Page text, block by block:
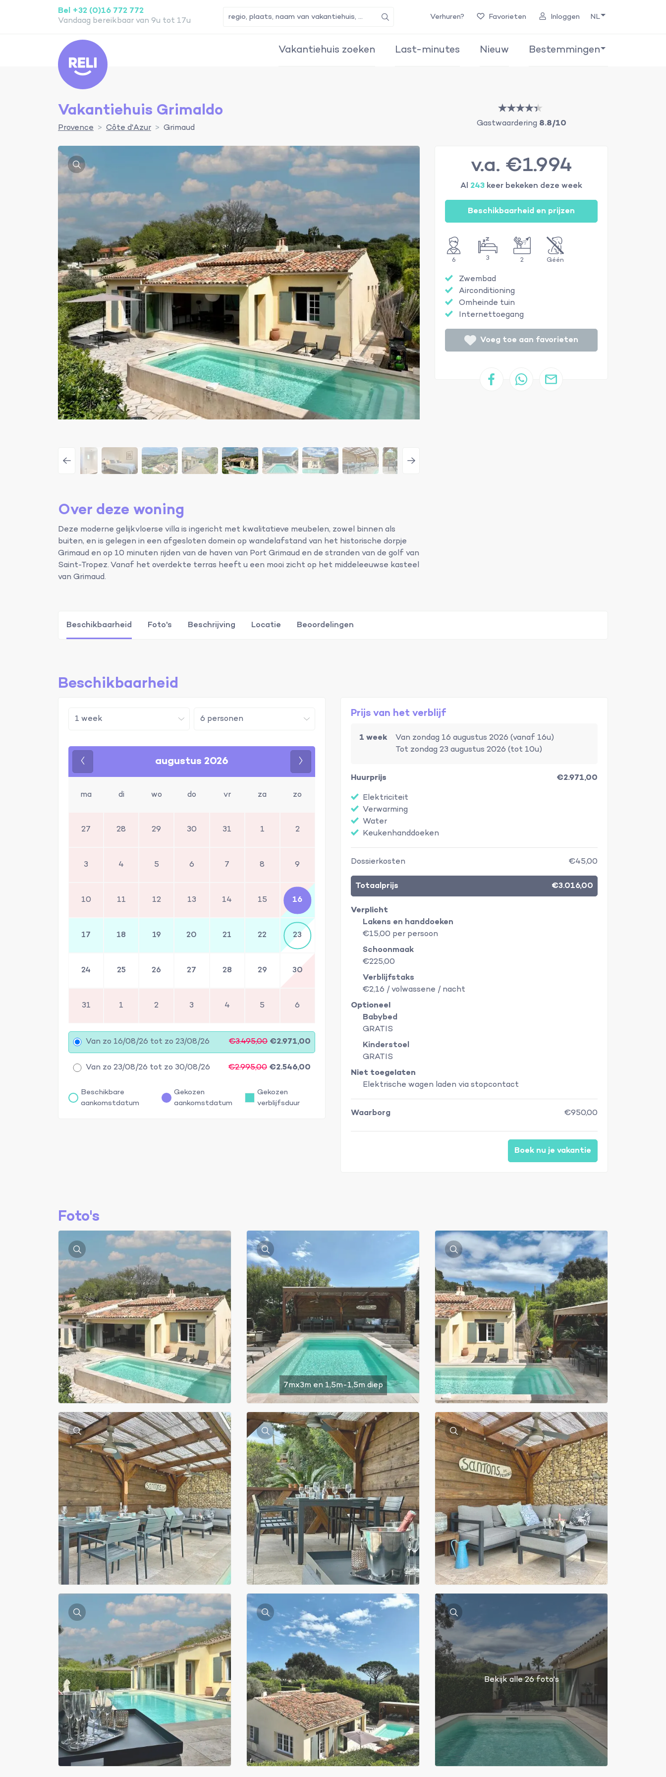
Reli
Bel +32 (0)16 772 772
Vandaag bereikbaar van 9u tot 17u
Zoeken Verhuren? Favorieten Inloggen NL
Vakantiehuis zoeken Last-minutes Nieuw Bestemmingen
Gastwaardering 8.8/10
Provence Côte d'Azur Grimaud
Vakantiehuis Grimaldo
6 3 2 Géén
Zwembad
Airconditioning
Omheinde tuin
Internettoegang
v.a. €1.994
Al 243 keer bekeken deze week
Beschikbaarheid en prijzen
Voeg toe aan favorieten
Over deze woning
Deze moderne gelijkvloerse villa is ingericht met kwalitatieve meubelen, zowel binnen als
buiten, en is gelegen in een afgesloten domein op wandelafstand van het historische dorpje
Grimaud en op 10 minuten rijden van de haven van Port Grimaud en de stranden van de golf van
Saint-Tropez. Vanaf het overdekte terras heeft u een mooi zicht op het middeleeuwse kasteel
van Grimaud.
Beschikbaarheid Foto's Beschrijving Locatie Beoordelingen
Beschikbaarheid
augustus 2026
ma di wo do vr za zo
27 28 29 30 31 1 2
3 4 5 6 7 8 9
10 11 12 13 14 15 16
17 18 19 20 21 22 23
24 25 26 27 28 29 30
31 1 2 3 4 5 6
Van zo 16/08/26 tot zo 23/08/26 €3.495,00 €2.971,00
Van zo 23/08/26 tot zo 30/08/26 €2.995,00 €2.546,00
Beschikbare
aankomstdatum
Gekozen
aankomstdatum
Gekozen
verblijfsduur
Prijs van het verblijf
1 week
Van zondag 16 augustus 2026 (vanaf 16u)
Tot zondag 23 augustus 2026 (tot 10u)
Huurprijs
€2.971,00
Elektriciteit
Verwarming
Water
Keukenhanddoeken
Dossierkosten €45,00
Totaalprijs €3.016,00
Verplicht
Lakens en handdoeken
€15,00 per persoon
Schoonmaak
€225,00
Verblijfstaks
€2,16 / volwassene / nacht
Optioneel
Babybed
GRATIS
Kinderstoel
GRATIS
Niet toegelaten
Elektrische wagen laden via stopcontact
Waarborg €950,00
Boek nu je vakantie
Foto's
7mx3m en 1,5m-1,5m diep
Bekijk alle 26 foto's